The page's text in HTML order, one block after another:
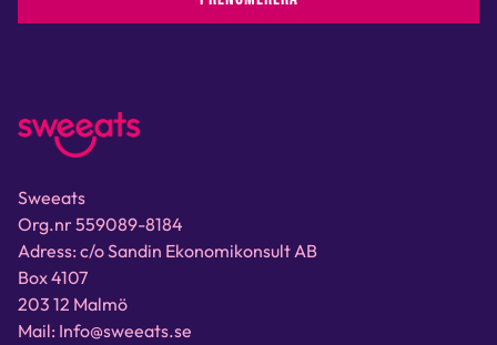
Sweeats
Org.nr 559089-8184
Adress: c/o Sandin Ekonomikonsult AB
Box 4107
203 12 Malmö
Mail: Info@sweeats.se